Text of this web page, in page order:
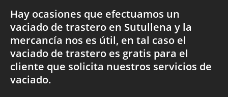
Hay ocasiones que efectuamos un
vaciado de trastero en Sutullena y la
mercancía nos es útil, en tal caso el
vaciado de trastero es gratis para el
cliente que solicita nuestros servicios de
vaciado.